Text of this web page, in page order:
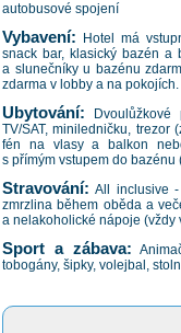
autobusové spojení
Vybavení: Hotel má
snack bar, klasický bazén a
a slunečníky u bazénu
zdarma v lobby a na pokojích.
Ubytování:
TV/SAT, miniledničku, trezor
fén na vlasy a balkon
s přímým vstupem do bazénu
Stravování: All inclusive
zmrzlina během oběda a
a nelakoholické nápoje (vždy
Sport a zábava:
tobogány, šipky, volejbal,